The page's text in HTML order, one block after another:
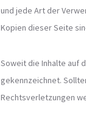
und jede Art der
Kopien dieser Seite
Soweit die Inhalte auf
gekennzeichnet.
Rechtsverletzungen